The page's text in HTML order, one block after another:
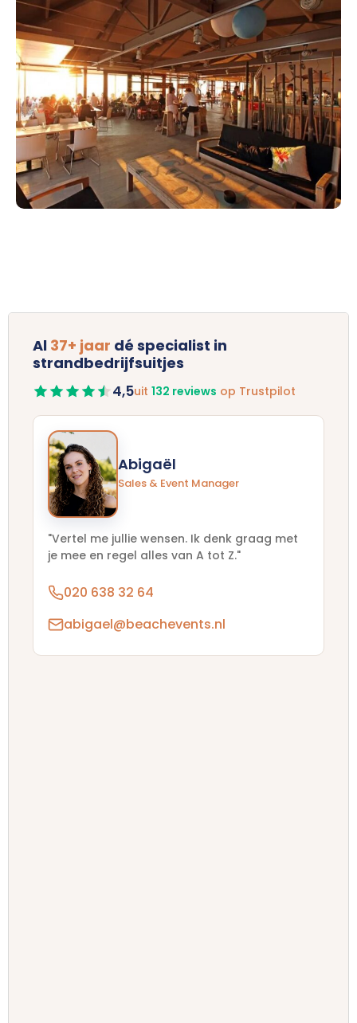
Al 37+ jaar dé specialist in
strandbedrijfsuitjes
4,5uit 132 reviews op Trustpilot
Abigaël
Sales & Event Manager
"Vertel me jullie wensen. Ik denk graag met
je mee en regel alles van A tot Z."
020 638 32 64
abigael@beachevents.nl